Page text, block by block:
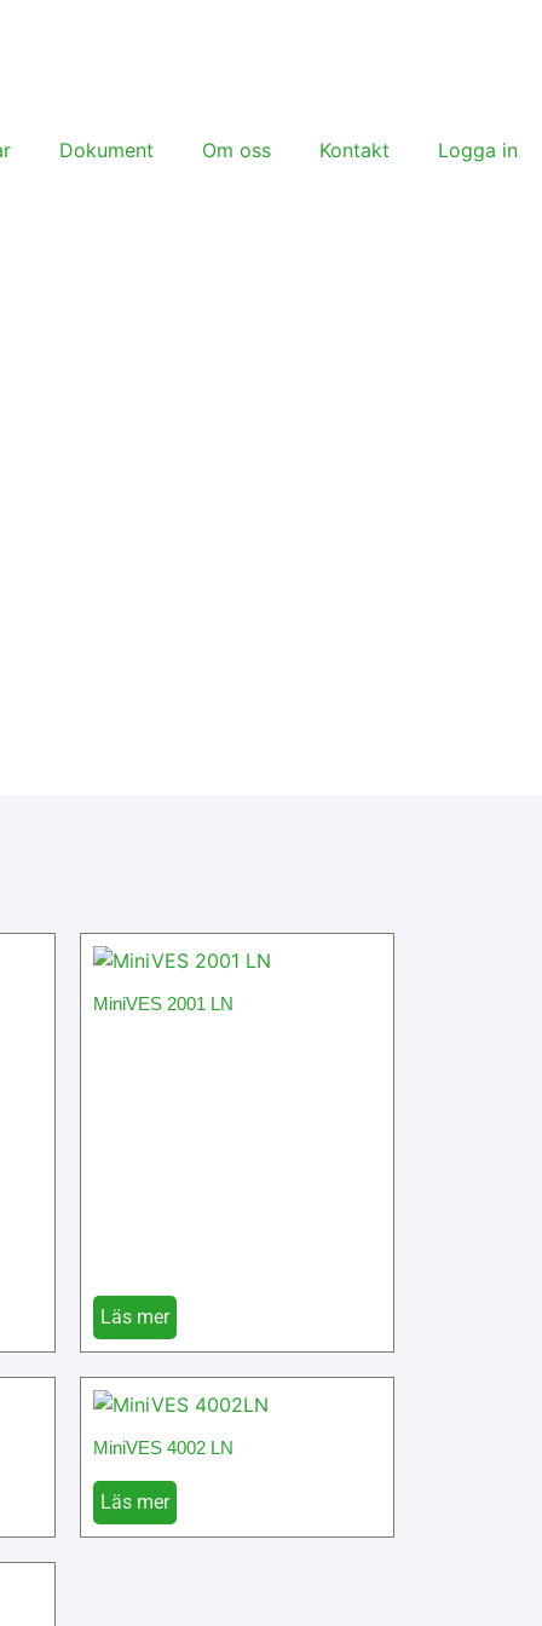
Dokument Om oss Kontakt Logga in
MiniVES 2001 LN
Läs mer
MiniVES 4002 LN
Läs mer